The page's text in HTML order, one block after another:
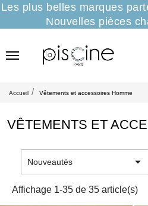
Les plus belles marques
Nouvelles pièces
Accueil Vêtements et accessoires Homme
VÊTEMENTS ET
Nouveautés 
Affichage 1-35 de 35 article(s)